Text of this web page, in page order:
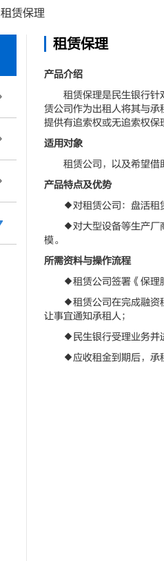
租赁保理
租赁保理
产品介绍
租赁保理是民生银行针对
赁公司作为出租人将其与
提供有追索权或无追索权保
适用对象
租赁公司，以及希望借助
产品特点及优势
◆对租赁公司：盘活租赁
◆对大型设备等生产厂商
模。
所需资料与操作流程
◆租赁公司签署《保理服
◆租赁公司在完成融资租
让事宜通知承租人；
◆民生银行受理业务并进
◆应收租金到期后，承租